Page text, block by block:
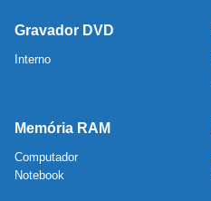
Gravador DVD
Interno
Memória RAM
Computador
Notebook